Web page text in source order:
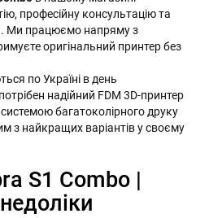
професійну консультацію та
Ми працюємо напряму з
оригінальний принтер без
по Україні в день
надійний FDM 3D-принтер
багатоколірного друку
з найкращих варіантів у своєму
S1 Combo |